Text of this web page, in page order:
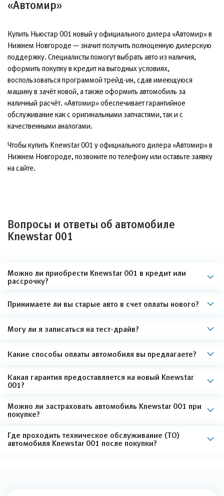
«Автомир»
Купить Ньюстар 001 новый у официального дилера «Автомир» в
Нижнем Новгороде — значит получить полноценную дилерскую
поддержку. Специалисты помогут выбрать авто из наличия,
оформить покупку в кредит на выгодных условиях,
воспользоваться программой трейд-ин, сдав имеющуюся
машину в зачёт новой, а также оформить автомобиль за
наличный расчёт. «Автомир» обеспечивает гарантийное
обслуживание как с оригинальными запчастями, так и с
качественными аналогами.
Чтобы купить Knewstar 001 у официального дилера «Автомир» в
Нижнем Новгороде, позвоните по телефону или оставьте заявку
на сайте.
Вопросы и ответы об автомобиле
Knewstar 001
Можно ли приобрести Knewstar 001 в кредит или
рассрочку?
Принимаете ли вы старые авто в счет оплаты нового?
Могу ли я записаться на тест-драйв?
Какие способы оплаты автомобиля вы предлагаете?
Какая гарантия предоставляется на новый Knewstar
001?
Можно ли застраховать автомобиль Knewstar 001 при
покупке?
Где проходить техническое обслуживание (ТО)
автомобиля Knewstar 001 после покупки?